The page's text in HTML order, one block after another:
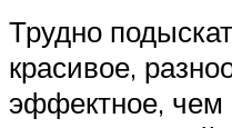
Трудно
красивое,
эффектное, чем